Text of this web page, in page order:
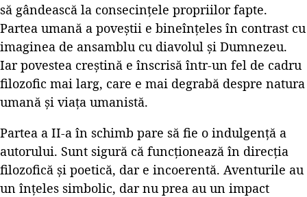
să gândească la consecințele propriilor fapte.
Partea umană a poveștii e bineînțeles în contrast cu
imaginea de ansamblu cu diavolul și Dumnezeu.
Iar povestea creștină e înscrisă într-un fel de cadru
filozofic mai larg, care e mai degrabă despre natura
umană și viața umanistă.
Partea a II-a în schimb pare să fie o indulgență a
autorului. Sunt sigură că funcționează în direcția
filozofică și poetică, dar e incoerentă. Aventurile au
un înțeles simbolic, dar nu prea au un impact